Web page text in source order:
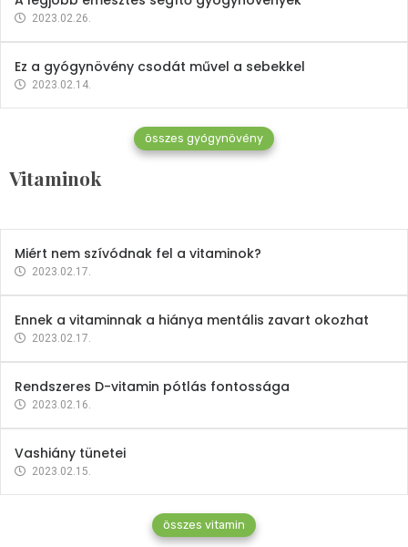
2023.02.26.
Ez a gyógynövény csodát művel a sebekkel
2023.02.14.
összes gyógynövény
Vitaminok
Vitaminok
Mindent a B-12 vitaminról
2023.02.27.
Miért nem szívódnak fel a vitaminok?
2023.02.17.
Ennek a vitaminnak a hiánya mentális zavart okozhat
2023.02.17.
Rendszeres D-vitamin pótlás fontossága
2023.02.16.
Vashiány tünetei
2023.02.15.
összes vitamin